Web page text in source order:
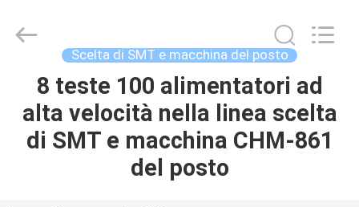
CASA
PRODOTTI
CHARMHIGH
Scelta di SMT e macchina del posto
8 teste 100 alimentatori ad
alta velocità nella linea scelta
di SMT e macchina CHM-861
del posto